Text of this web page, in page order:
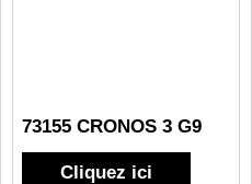
73155 CRONOS 3 G9
Cliquez ici